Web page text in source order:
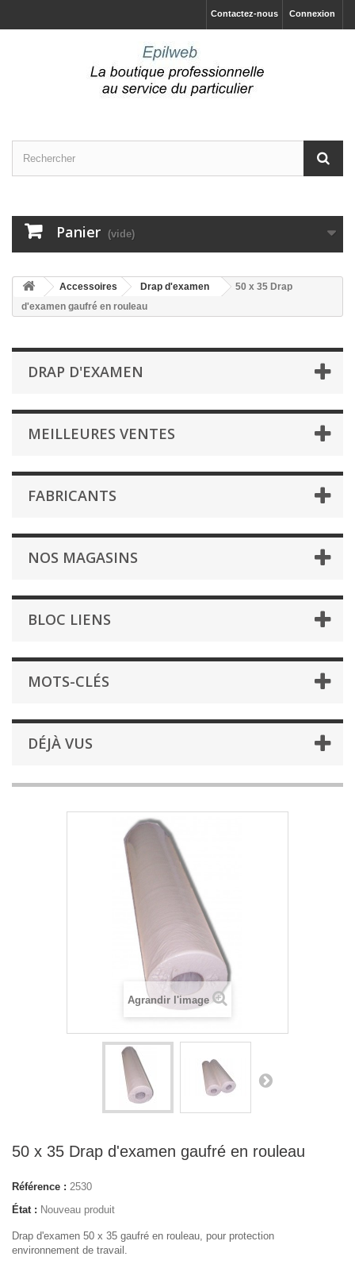
Connexion
Contactez-nous
Panier (vide)
Accessoires Drap d'examen
50 x 35 Drap
d'examen gaufré en rouleau
DRAP D'EXAMEN
MEILLEURES VENTES
FABRICANTS
NOS MAGASINS
BLOC LIENS
MOTS-CLÉS
DÉJÀ VUS
Agrandir l'image
50 x 35 Drap d'examen gaufré en rouleau
Référence : 2530
État : Nouveau produit
Drap d'examen 50 x 35 gaufré en rouleau, pour protection
environnement de travail.